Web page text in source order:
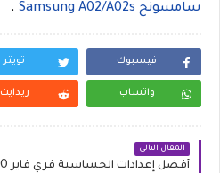
سامسونج Samsung A02/A02s
.
فيسبوك تويتر
واتساب ريدايت
المقال التالي
أفضل إعدادات الحساسية فري فاير Honor 50 / 50 PRO